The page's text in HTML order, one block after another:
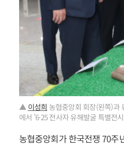
▲이성희 농협중앙회 회장(왼쪽)과
에서 '6·25 전사자 유해발굴 특별전
농협중앙회가 한국전쟁 70주